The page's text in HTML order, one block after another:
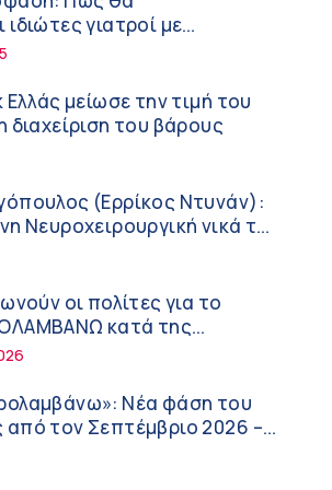
ο ύπνος με ανεμιστήρα
καλοκαίρι
Νομπελίστας Ιατρικής:
μπορεί να έχουμε
την εξέλιξη του
– «ΕΡΡΙΚΟΣ ΝΤΥΝΑΝ»
και να αντιμετωπίσετε
ταξιδιωτών
(Metropolitan
διατροφή πρέπει να
κλινικό διαιτολόγο;
γιατροί με
δημοσίου συστήματος
μείωσε την τιμή του
διαχείριση του βάρους
(Ερρίκος Ντυνάν):
Νευροχειρουργική νικά το
οι πολίτες για το
κατά της
Νέα φάση του
τον Σεπτέμβριο 2026 –
εξετάσεις έως το 2030